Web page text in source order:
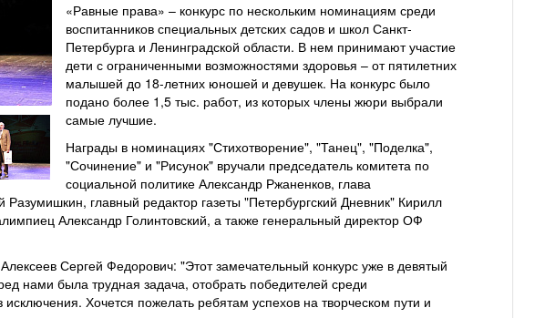
«Равные права» – конкурс по нескольким номинациям среди
воспитанников специальных детских садов и школ Санкт-
Петербурга и Ленинградской области. В нем принимают участие
дети с ограниченными возможностями здоровья – от пятилетних
малышей до 18-летних юношей и девушек. На конкурс было
подано более 1,5 тыс. работ, из которых члены жюри выбрали
самые лучшие.
Награды в номинациях "Стихотворение", "Танец", "Поделка",
"Сочинение" и "Рисунок" вручали председатель комитета по
социальной политике Александр Ржаненков, глава
главный редактор газеты "Петербургский Дневник" Кирилл
Александр Голинтовский, а также генеральный директор ОФ
Сергей Федорович: "Этот замечательный конкурс уже в девятый
нами была трудная задача, отобрать победителей среди
Хочется пожелать ребятам успехов на творческом пути и